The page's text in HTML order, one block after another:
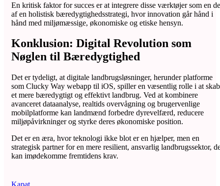
En kritisk faktor for succes er at integrere disse værktøjer som en
af en holistisk bæredygtighedsstrategi, hvor innovation går hånd i
hånd med miljømæssige, økonomiske og etiske hensyn.
Konklusion: Digital Revolution som
Nøglen til Bæredygtighed
Det er tydeligt, at digitale landbrugsløsninger, herunder platforme
som Clucky Way webapp til iOS, spiller en væsentlig rolle i at
et mere bæredygtigt og effektivt landbrug. Ved at kombinere
avanceret dataanalyse, realtids overvågning og brugervenlige
mobilplatforme kan landmænd forbedre dyrevelfærd, reducere
miljøpåvirkninger og styrke deres økonomiske position.
Det er en æra, hvor teknologi ikke blot er en hjælper, men en
strategisk partner for en mere resilient, ansvarlig landbrugssektor,
kan imødekomme fremtidens krav.